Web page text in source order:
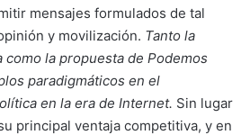
mensajes formulados de tal
y movilización. Tanto la
como la propuesta de Podemos
paradigmáticos en el
en la era de Internet. Sin lugar
principal ventaja competitiva, y en